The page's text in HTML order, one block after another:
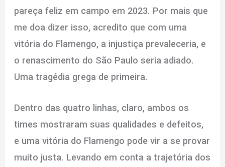
pareça feliz em campo em 2023. Por mais que
me doa dizer isso, acredito que com uma
vitória do Flamengo, a injustiça prevaleceria, e
o renascimento do São Paulo seria adiado.
Uma tragédia grega de primeira.
Dentro das quatro linhas, claro, ambos os
times mostraram suas qualidades e defeitos,
e uma vitória do Flamengo pode vir a se provar
muito justa. Levando em conta a trajetória dos